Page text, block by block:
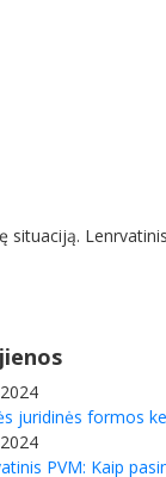
juridinės formos
PVM: Kaip